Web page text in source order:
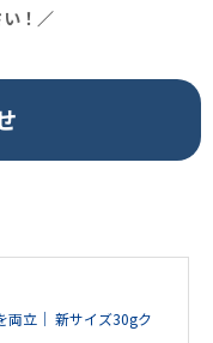
！ ／
立｜ 新サイズ30gク